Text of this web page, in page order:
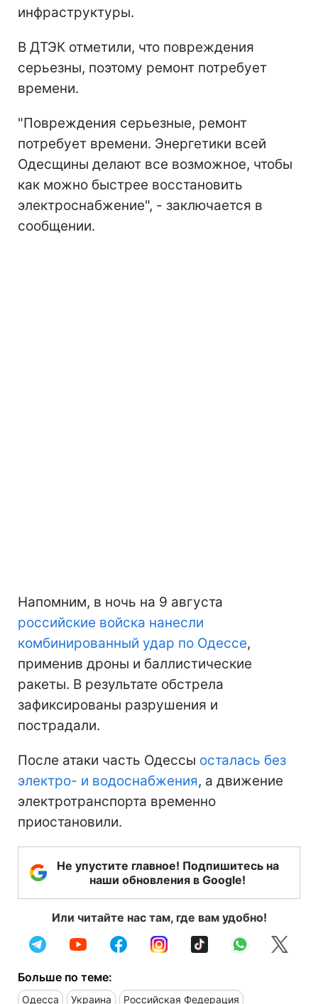
инфраструктуры.
В ДТЭК отметили, что повреждения
серьезны, поэтому ремонт потребует
времени.
"Повреждения серьезные, ремонт
потребует времени. Энергетики всей
Одесщины делают все возможное, чтобы
как можно быстрее восстановить
электроснабжение", - заключается в
сообщении.
Напомним, в ночь на 9 августа
российские войска нанесли
комбинированный удар по Одессе,
применив дроны и баллистические
ракеты. В результате обстрела
зафиксированы разрушения и
пострадали.
После атаки часть Одессы осталась без
электро- и водоснабжения, а движение
электротранспорта временно
приостановили.
Не упустите главное! Подпишитесь на
наши обновления в Google!
Или читайте нас там, где вам удобно!
Больше по теме:
Одесса Украина Российская Федерация